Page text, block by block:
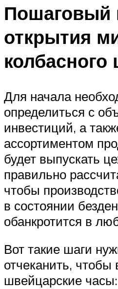
Пошаговый
открытия
колбасного
Для начала
определиться с
инвестиций, а
ассортиментом
будет выпускать
правильно
чтобы
в состоянии
обанкротится в
Вот такие шаги
отчеканить, чтобы
швейцарские часы: